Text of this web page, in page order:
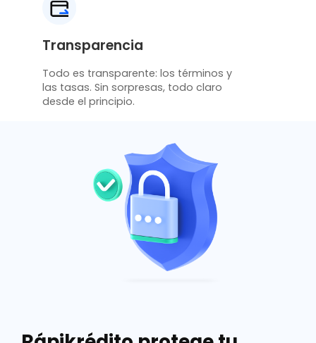
Transparencia
Todo es transparente: los términos y
las tasas. Sin sorpresas, todo claro
desde el principio.